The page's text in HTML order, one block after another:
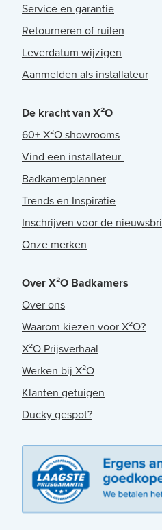
Service en garantie
Retourneren of ruilen
Leverdatum wijzigen
Aanmelden als installateur
De kracht van X²O
60+ X²O showrooms
Vind een installateur
Badkamerplanner
Trends en Inspiratie
Inschrijven voor de
Onze merken
Over X²O Badkamers
Over ons
Waarom kiezen voor X²O?
X²O Prijsverhaal
Werken bij X²O
Klanten getuigen
Ducky gespot?